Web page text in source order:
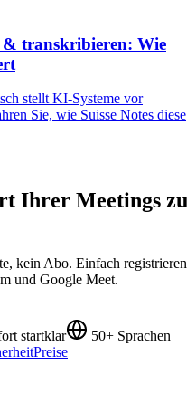
& transkribieren: Wie
stellt KI-Systeme vor
Sie, wie Suisse Notes diese
Ihrer Meetings zu
kein Abo. Einfach registrieren
und Google Meet.
startklar
50+ Sprachen
Preise